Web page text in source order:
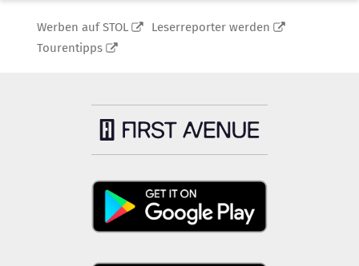
Werben auf STOL
Leserreporter werden
Tourentipps